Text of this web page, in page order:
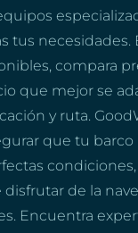
tus necesidades.
compara
que mejor se
y ruta.
que tu barco
condiciones,
de la
Encuentra